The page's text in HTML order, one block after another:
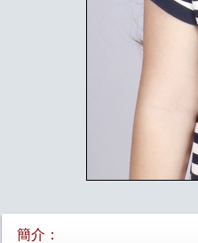
簡介：